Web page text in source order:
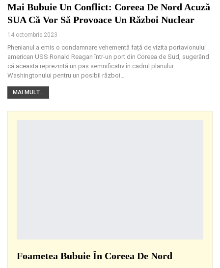
Mai Bubuie Un Conflict: Coreea De Nord Acuză
SUA Că Vor Să Provoace Un Război Nuclear
14 octombrie 2023
Phenianul a emis o condamnare vehementă față de vizita portavionului
american USS Ronald Reagan într-un port din Coreea de Sud, sugerând
că aceasta reprezintă un pas semnificativ în cadrul planului
Washingtonului pentru un posibil război…
MAI MULT...
Foametea Bubuie În Coreea De Nord